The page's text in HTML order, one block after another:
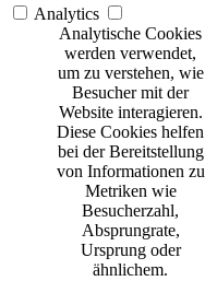
Analytics
Analytische Cookies
werden verwendet,
um zu verstehen, wie
Besucher mit der
Website interagieren.
Diese Cookies helfen
bei der Bereitstellung
von Informationen zu
Metriken wie
Besucherzahl,
Absprungrate,
Ursprung oder
ähnlichem.